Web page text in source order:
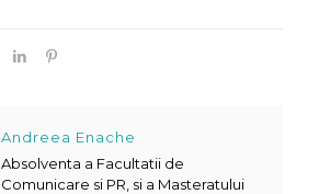
Andreea Enache
Absolventa a Facultatii de
Comunicare si PR, si a Masteratului